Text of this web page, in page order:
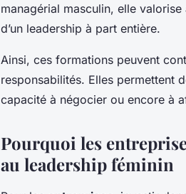
managérial masculin, elle
d’un leadership à part entière.
Ainsi, ces formations peuvent
responsabilités. Elles permettent
capacité à négocier ou encore à
Pourquoi les
au leadership féminin